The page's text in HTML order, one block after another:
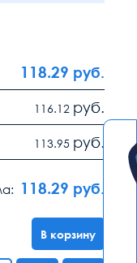
118.29 руб.
116.12 руб.
113.95 руб.
118.29 руб.
В корзину